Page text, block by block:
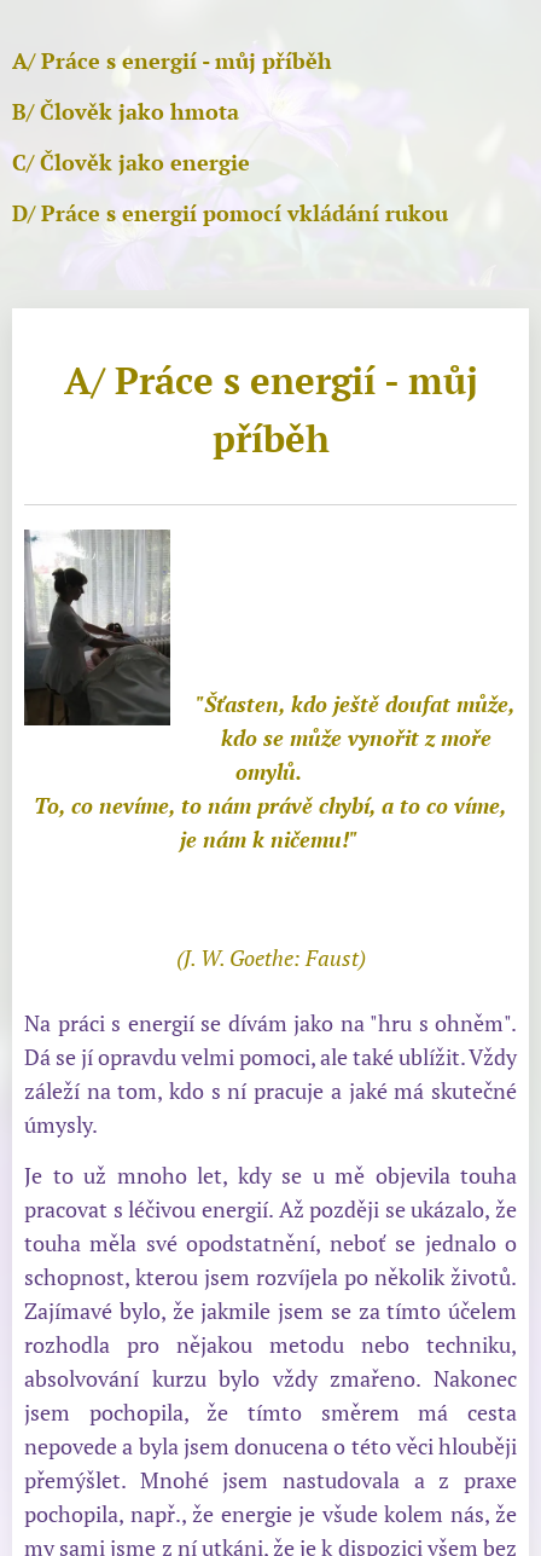
A/ Práce s energií - můj příběh
B/ Člověk jako hmota
C/ Člověk jako energie
D/ Práce s energií pomocí vkládání rukou
A/ Práce s energií - můj
příběh
"Šťasten, kdo ještě doufat může,
kdo se může vynořit z moře
omylů.
To, co nevíme, to nám právě chybí, a to co víme,
je nám k ničemu!"
(J. W. Goethe: Faust)
Na práci s energií se dívám jako na "hru s ohněm".
Dá se jí opravdu velmi pomoci, ale také ublížit. Vždy
záleží na tom, kdo s ní pracuje a jaké má skutečné
úmysly.
Je to už mnoho let, kdy se u mě objevila touha
pracovat s léčivou energií. Až později se ukázalo, že
touha měla své opodstatnění, neboť se jednalo o
schopnost, kterou jsem rozvíjela po několik životů.
Zajímavé bylo, že jakmile jsem se za tímto účelem
rozhodla pro nějakou metodu nebo techniku,
absolvování kurzu bylo vždy zmařeno. Nakonec
jsem pochopila, že tímto směrem má cesta
nepovede a byla jsem donucena o této věci hlouběji
přemýšlet. Mnohé jsem nastudovala a z praxe
pochopila, např., že energie je všude kolem nás, že
my sami jsme z ní utkáni, že je k dispozici všem bez